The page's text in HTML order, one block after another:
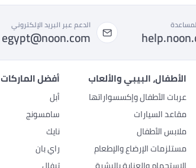
الدعم عبر البريد الإلكتروني
egypt@noon.com
الأطفال، البيبي والألعاب
عربات الأطفال وإكسسواراتها
مقاعد السيارات
ملابس الأطفال
مستلزمات الإرضاع والإطعام
أفضل الماركات
أبل
سامسونج
نايك
راي بان